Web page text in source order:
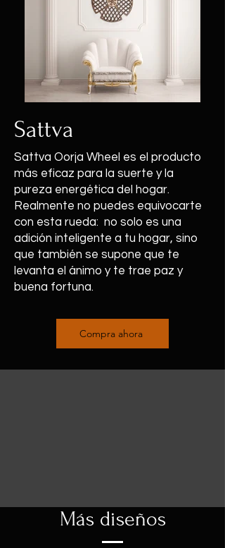
Sattva
Sattva Oorja Wheel es el producto
más eficaz para la suerte y la
pureza energética del hogar.
Realmente no puedes equivocarte
con esta rueda: no solo es una
adición inteligente a tu hogar, sino
que también se supone que te
levanta el ánimo y te trae paz y
buena fortuna.
Compra ahora
Más diseños